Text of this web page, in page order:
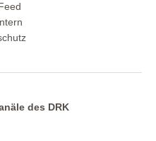
des DRK